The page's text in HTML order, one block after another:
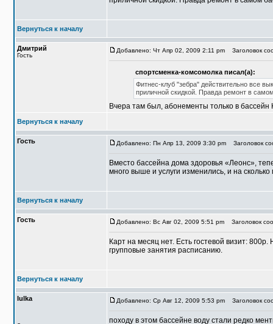
Вернуться к началу
Дмитрий
Гость
Добавлено: Чт Апр 02, 2009 2:11 pm Заголовок
спортсменка-комсомолка писал(а):
Фитнес-клуб "зебра" действительно все
приличной скидкой. Правда ремонт в
Вчера там был, абонементы только в
Вернуться к началу
Гость Добавлено: Пн Апр 13, 2009 3:30 pm Заголовок
Вместо бассейна дома здоровья «Леонс»,
много выше и услуги изменились, и на
Вернуться к началу
Гость Добавлено: Вс Авг 02, 2009 5:51 pm Заголовок
Карт на месяц нет. Есть гостевой визит:
групповые занятия расписанию.
Вернуться к началу
lulka Добавлено: Ср Авг 12, 2009 5:53 pm Заголовок
походу в этом бассейне воду стали редко